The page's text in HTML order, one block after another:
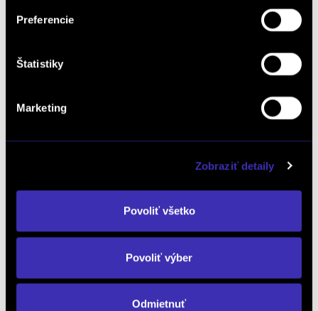
Preferencie
Štatistiky
Marketing
Zobraziť detaily
Povoliť všetko
Povoliť výber
Odmietnuť
Zlepšujeme sa pre vás aj
naďalej
Vopred ďakujeme za vaše podnety a skúsenosti so
službami FINAL‑CD.